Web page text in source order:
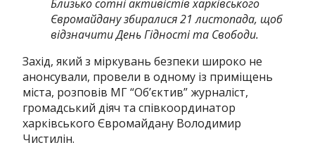
Близько сотні активістів харківського
Євромайдану збиралися 21 листопада, щоб
відзначити День Гідності та Свободи.
Захід, який з міркувань безпеки широко не
анонсували, провели в одному із приміщень
міста, розповів МГ “Об’єктив” журналіст,
громадський діяч та співкоординатор
харківського Євромайдану Володимир
Чистилін.